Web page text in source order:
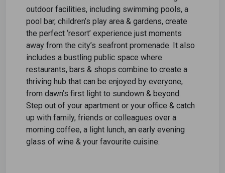
outdoor facilities, including swimming pools, a
pool bar, children’s play area & gardens, create
the perfect ‘resort’ experience just moments
away from the city’s seafront promenade. It also
includes a bustling public space where
restaurants, bars & shops combine to create a
thriving hub that can be enjoyed by everyone,
from dawn’s first light to sundown & beyond.
Step out of your apartment or your office & catch
up with family, friends or colleagues over a
morning coffee, a light lunch, an early evening
glass of wine & your favourite cuisine.